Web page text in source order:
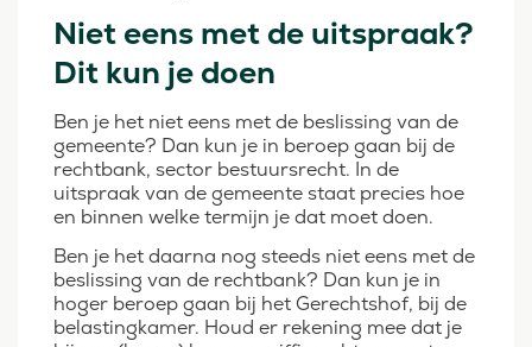
Niet eens met de uitspraak?
Dit kun je doen
Ben je het niet eens met de beslissing van de
gemeente? Dan kun je in beroep gaan bij de
rechtbank, sector bestuursrecht. In de
uitspraak van de gemeente staat precies hoe
en binnen welke termijn je dat moet doen.
Ben je het daarna nog steeds niet eens met de
beslissing van de rechtbank? Dan kun je in
hoger beroep gaan bij het Gerechtshof, bij de
belastingkamer. Houd er rekening mee dat je